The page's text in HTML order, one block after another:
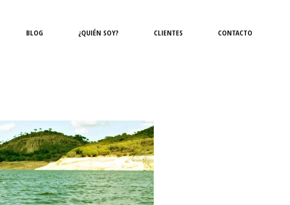
BLOG ¿QUIÉN SOY? CLIENTES CONTACTO